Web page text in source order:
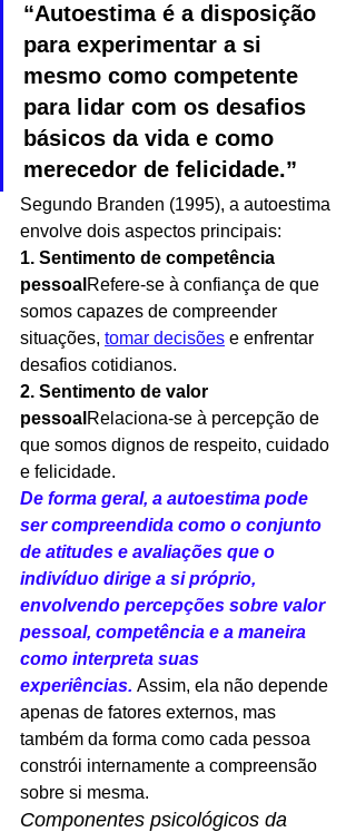
“Autoestima é a disposição
para experimentar a si
mesmo como competente
para lidar com os desafios
básicos da vida e como
merecedor de felicidade.”
Segundo Branden (1995), a autoestima
envolve dois aspectos principais:
1. Sentimento de competência
pessoal Refere-se à confiança de que
somos capazes de compreender
situações, tomar decisões e enfrentar
desafios cotidianos.
2. Sentimento de valor
pessoal Relaciona-se à percepção de
que somos dignos de respeito, cuidado
e felicidade.
De forma geral, a autoestima pode
ser compreendida como o conjunto
de atitudes e avaliações que o
indivíduo dirige a si próprio,
envolvendo percepções sobre valor
pessoal, competência e a maneira
como interpreta suas
experiências. Assim, ela não depende
apenas de fatores externos, mas
também da forma como cada pessoa
constrói internamente a compreensão
sobre si mesma.
Componentes psicológicos da